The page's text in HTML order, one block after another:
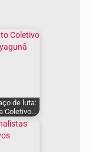
de luta:
Coletivo…